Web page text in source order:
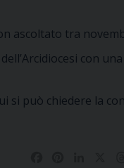
ascoltato tra
con
si può chiedere la